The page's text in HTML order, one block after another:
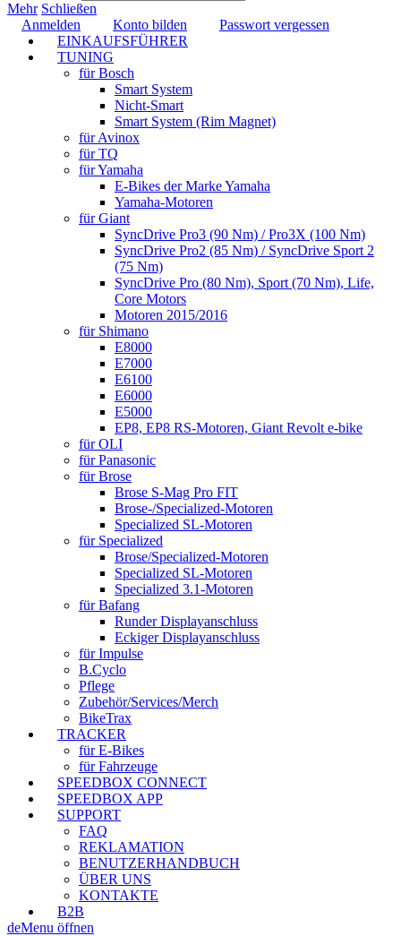
Mehr Schließen
Anmelden
Konto bilden
Passwort vergessen
EINKAUFSFÜHRER
TUNING
für Bosch
Smart System
Nicht-Smart
Smart System (Rim Magnet)
für Avinox
für TQ
für Yamaha
E-Bikes der Marke Yamaha
Yamaha-Motoren
für Giant
SyncDrive Pro3 (90 Nm) / Pro3X (100 Nm)
SyncDrive Pro2 (85 Nm) / SyncDrive Sport 2
(75 Nm)
SyncDrive Pro (80 Nm), Sport (70 Nm), Life,
Core Motors
Motoren 2015/2016
für Shimano
E8000
E7000
E6100
E6000
E5000
EP8, EP8 RS-Motoren, Giant Revolt e-bike
für OLI
für Panasonic
für Brose
Brose S-Mag Pro FIT
Brose-/Specialized-Motoren
Specialized SL-Motoren
für Specialized
Brose/Specialized-Motoren
Specialized SL-Motoren
Specialized 3.1-Motoren
für Bafang
Runder Displayanschluss
Eckiger Displayanschluss
für Impulse
B.Cyclo
Pflege
Zubehör/Services/Merch
BikeTrax
TRACKER
für E-Bikes
für Fahrzeuge
SPEEDBOX CONNECT
SPEEDBOX APP
SUPPORT
FAQ
REKLAMATION
BENUTZERHANDBUCH
ÜBER UNS
KONTAKTE
B2B
deMenu öffnen